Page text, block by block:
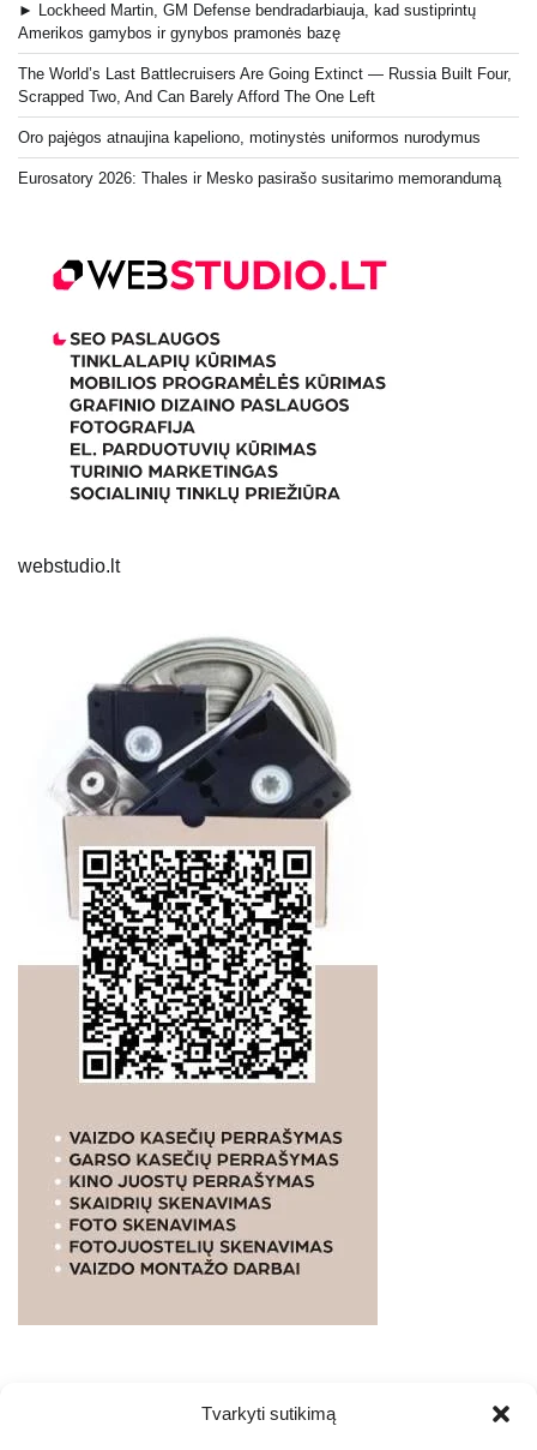
Tvarkyti sutikimą
► Lockheed Martin, GM Defense bendradarbiauja, kad sustiprintų
Amerikos gamybos ir gynybos pramonės bazę
The World’s Last Battlecruisers Are Going Extinct — Russia Built Four,
Scrapped Two, And Can Barely Afford The One Left
Oro pajėgos atnaujina kapeliono, motinystės uniformos nurodymus
Eurosatory 2026: Thales ir Mesko pasirašo susitarimo memorandumą
webstudio.lt